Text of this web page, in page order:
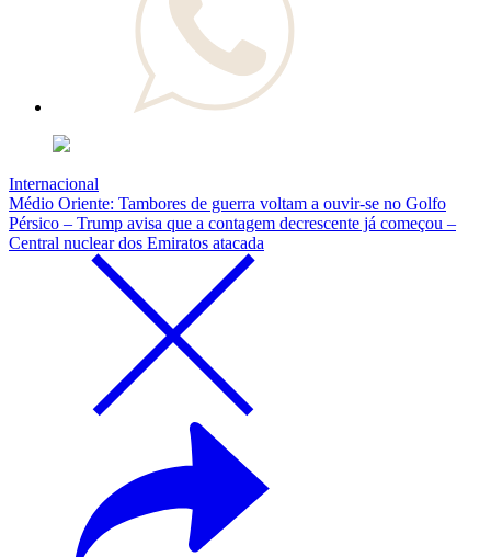
Internacional
Médio Oriente: Tambores de guerra voltam a ouvir-se no Golfo
Pérsico – Trump avisa que a contagem decrescente já começou –
Central nuclear dos Emiratos atacada